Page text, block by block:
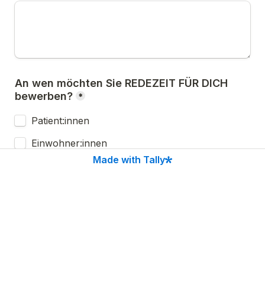
An wen möchten Sie REDEZEIT FÜR DICH
bewerben? *
Patient:innen
Einwohner:innen
Made with Tally